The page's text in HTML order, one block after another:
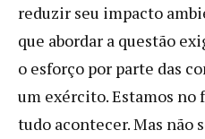
reduzir seu impacto
que abordar a questão
o esforço por parte das
um exército. Estamos no
tudo acontecer. Mas não